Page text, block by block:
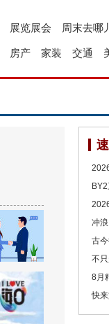
周末去哪
展览展会
交通
家装
房产
冲
古
不
8月
快